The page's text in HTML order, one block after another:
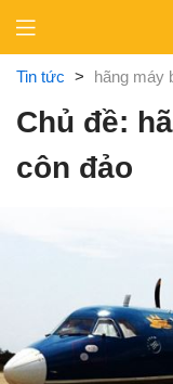
content
Tin tức > hãng máy
Chủ đề:
côn đảo